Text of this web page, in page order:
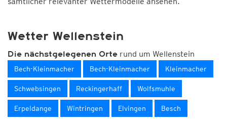
Wetter Wellenstein
Die nächstgelegenen Orte rund um Wellenstein
Bech-Kleinmacher Bech-Kleinmacher Kleinmacher
Schwebsingen Reckingerhaff Wolfsmuhle
Erpeldange Wintringen Elvingen Besch